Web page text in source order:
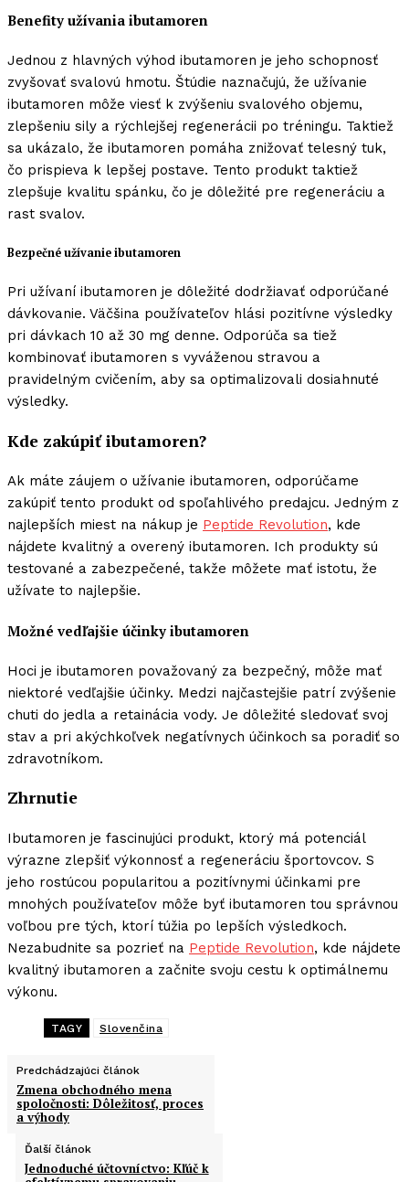
Benefity užívania ibutamoren
Jednou z hlavných výhod ibutamoren je jeho schopnosť
zvyšovať svalovú hmotu. Štúdie naznačujú, že užívanie
ibutamoren môže viesť k zvýšeniu svalového objemu,
zlepšeniu sily a rýchlejšej regenerácii po tréningu. Taktiež
sa ukázalo, že ibutamoren pomáha znižovať telesný tuk,
čo prispieva k lepšej postave. Tento produkt taktiež
zlepšuje kvalitu spánku, čo je dôležité pre regeneráciu a
rast svalov.
Bezpečné užívanie ibutamoren
Pri užívaní ibutamoren je dôležité dodržiavať odporúčané
dávkovanie. Väčšina používateľov hlási pozitívne výsledky
pri dávkach 10 až 30 mg denne. Odporúča sa tiež
kombinovať ibutamoren s vyváženou stravou a
pravidelným cvičením, aby sa optimalizovali dosiahnuté
výsledky.
Kde zakúpiť ibutamoren?
Ak máte záujem o užívanie ibutamoren, odporúčame
zakúpiť tento produkt od spoľahlivého predajcu. Jedným z
najlepších miest na nákup je Peptide Revolution, kde
nájdete kvalitný a overený ibutamoren. Ich produkty sú
testované a zabezpečené, takže môžete mať istotu, že
užívate to najlepšie.
Možné vedľajšie účinky ibutamoren
Hoci je ibutamoren považovaný za bezpečný, môže mať
niektoré vedľajšie účinky. Medzi najčastejšie patrí zvýšenie
chuti do jedla a retainácia vody. Je dôležité sledovať svoj
stav a pri akýchkoľvek negatívnych účinkoch sa poradiť so
zdravotníkom.
Zhrnutie
Ibutamoren je fascinujúci produkt, ktorý má potenciál
výrazne zlepšiť výkonnosť a regeneráciu športovcov. S
jeho rostúcou popularitou a pozitívnymi účinkami pre
mnohých používateľov môže byť ibutamoren tou správnou
voľbou pre tých, ktorí túžia po lepších výsledkoch.
Nezabudnite sa pozrieť na Peptide Revolution, kde nájdete
kvalitný ibutamoren a začnite svoju cestu k optimálnemu
výkonu.
TAGY Slovenčina
Predchádzajúci článok
Zmena obchodného mena
spoločnosti: Dôležitosť, proces
a výhody
Ďalší článok
Jednoduché účtovníctvo: Kľúč k